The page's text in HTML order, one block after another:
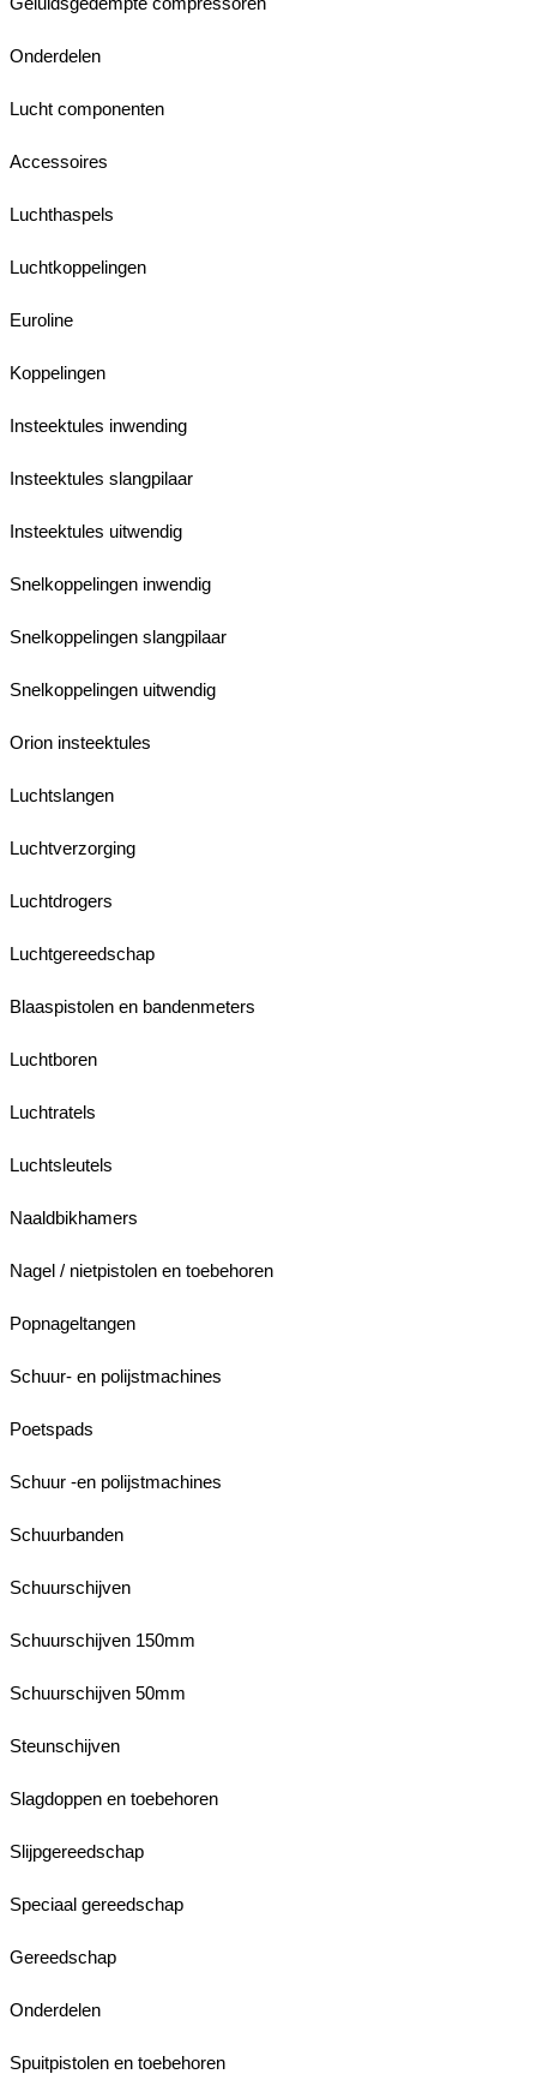
Onderdelen
Lucht componenten
Accessoires
Luchthaspels
Luchtkoppelingen
Euroline
Koppelingen
Insteektules inwending
Insteektules slangpilaar
Insteektules uitwendig
Snelkoppelingen inwendig
Snelkoppelingen slangpilaar
Snelkoppelingen uitwendig
Orion insteektules
Luchtslangen
Luchtverzorging
Luchtdrogers
Luchtgereedschap
Blaaspistolen en bandenmeters
Luchtboren
Luchtratels
Luchtsleutels
Naaldbikhamers
Nagel / nietpistolen en toebehoren
Popnageltangen
Schuur- en polijstmachines
Poetspads
Schuur -en polijstmachines
Schuurbanden
Schuurschijven
Schuurschijven 150mm
Schuurschijven 50mm
Steunschijven
Slagdoppen en toebehoren
Slijpgereedschap
Speciaal gereedschap
Gereedschap
Onderdelen
Spuitpistolen en toebehoren